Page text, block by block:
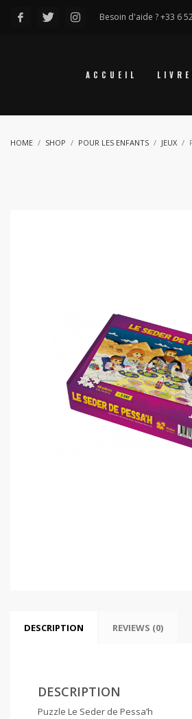
Besoin d'aide ? +33 6
ACCUEIL
HOME SHOP POUR LES ENFANTS JEUX
DESCRIPTION REVIEWS (0)
DESCRIPTION
Puzzle Le Seder de Pessa’h